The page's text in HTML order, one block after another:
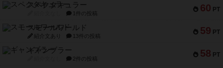
60 PT
スペクタキュラー
1件の投稿
59 PT
スモールワールド
紹介文あり 13件の投稿
58 PT
ギャンブラー
2件の投稿